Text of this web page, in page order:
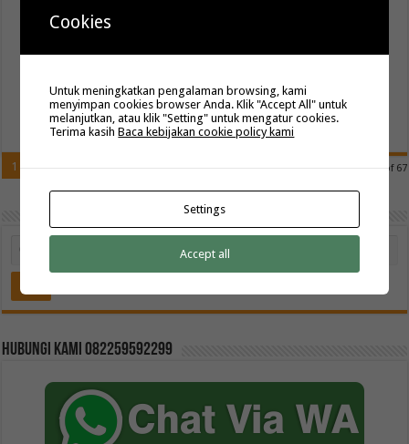
Seragam batik sekolah tidak hanya menjadi identitas sebuah lembaga
sekolah terbaru harus dilakukan …
Read More »
Page 1 of 67
1 2 3 4 5 » 10 20 30 ... Last »
Hubungi kami 082259592299
Cookies
Untuk meningkatkan pengalaman browsing, kami
menyimpan cookies browser Anda. Klik "Accept All" untuk
melanjutkan, atau klik "Setting" untuk mengatur cookies.
Terima kasihBaca kebijakan cookie policy kami
Settings
Accept all